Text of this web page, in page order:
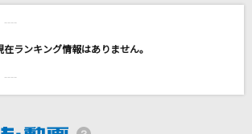
前に
----
----
----